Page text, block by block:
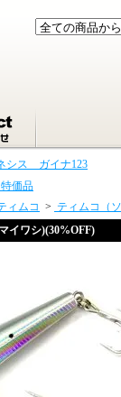
シス ガイナ123
価品
ィムコ > ティムコ（
イワシ)(30%OFF)